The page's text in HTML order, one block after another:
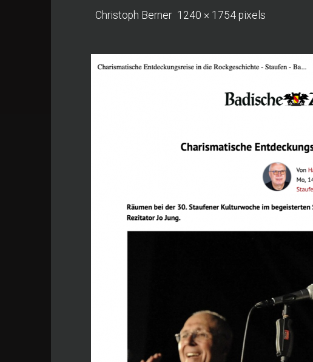
Christoph Berner Full
1240 × 1754 pixels